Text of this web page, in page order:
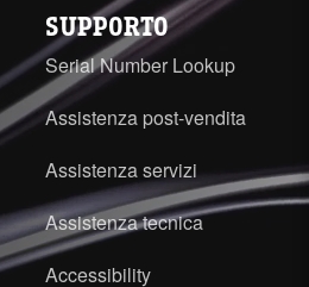
SUPPORTO
Serial Number Lookup
Assistenza post-vendita
Assistenza servizi
Assistenza tecnica
Accessibility